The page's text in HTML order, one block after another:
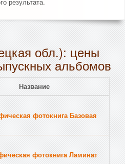
обл.): цены
альбомов
Название
фотокнига Базовая
фотокнига Ламинат